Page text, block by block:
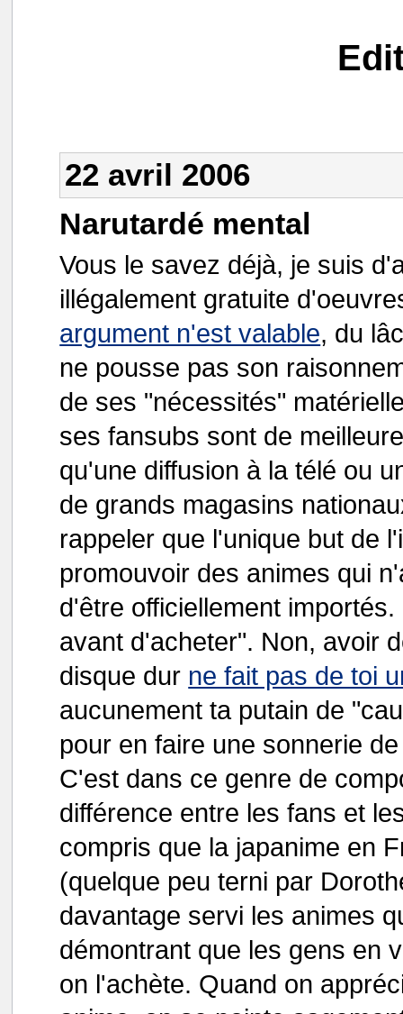
22 avril 2006
Narutardé mental
Vous le savez déjà, je suis
illégalement gratuite
argument n'est valable, du
ne pousse pas son
de ses "nécessités"
ses fansubs sont de
qu'une diffusion à la télé ou
de grands magasins
rappeler que l'unique but de
promouvoir des animes qui
d'être officiellement
avant d'acheter". Non, avoir
disque dur ne fait pas de toi
aucunement ta putain de
pour en faire une sonnerie
C'est dans ce genre de
différence entre les fans et
compris que la japanime en
(quelque peu terni par
davantage servi les animes
démontrant que les gens en
on l'achète. Quand on